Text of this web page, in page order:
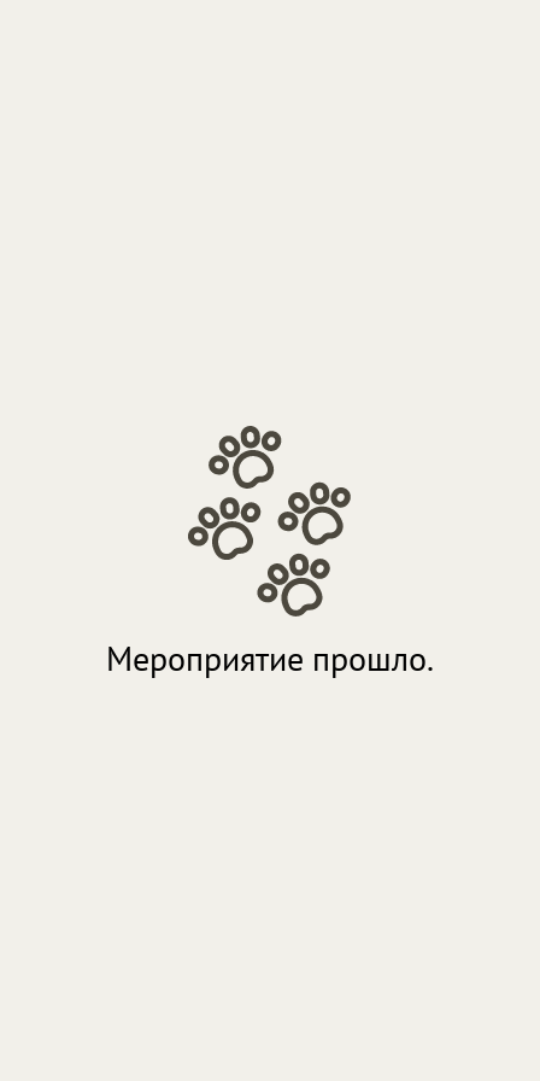
Мероприятие прошло.